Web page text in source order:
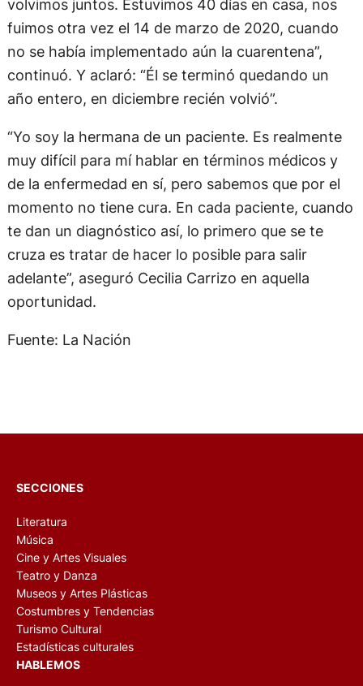
volvimos juntos. Estuvimos 40 días en casa, nos
fuimos otra vez el 14 de marzo de 2020, cuando
no se había implementado aún la cuarentena”,
continuó. Y aclaró: “Él se terminó quedando un
año entero, en diciembre recién volvió”.
“Yo soy la hermana de un paciente. Es realmente
muy difícil para mí hablar en términos médicos y
de la enfermedad en sí, pero sabemos que por el
momento no tiene cura. En cada paciente, cuando
te dan un diagnóstico así, lo primero que se te
cruza es tratar de hacer lo posible para salir
adelante”, aseguró Cecilia Carrizo en aquella
oportunidad.
Fuente: La Nación
SECCIONES
Literatura
Música
Cine y Artes Visuales
Teatro y Danza
Museos y Artes Plásticas
Costumbres y Tendencias
Turismo Cultural
Estadísticas culturales
HABLEMOS